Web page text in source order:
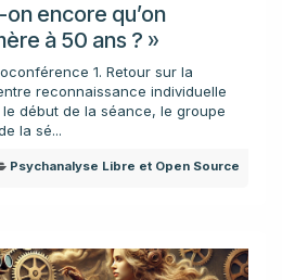
encore qu’on
à 50 ans ? »
1. Retour sur la
reconnaissance individuelle
début de la séance, le groupe
la sé...
Psychanalyse Libre et Open Source